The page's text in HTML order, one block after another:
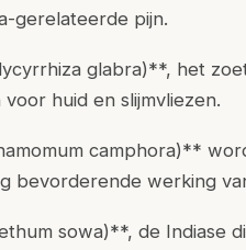
gerelateerde pijn.
glabra)**, het
huid en slijmvliezen.
camphora)**
bevorderende werking
sowa)**, de Indiase